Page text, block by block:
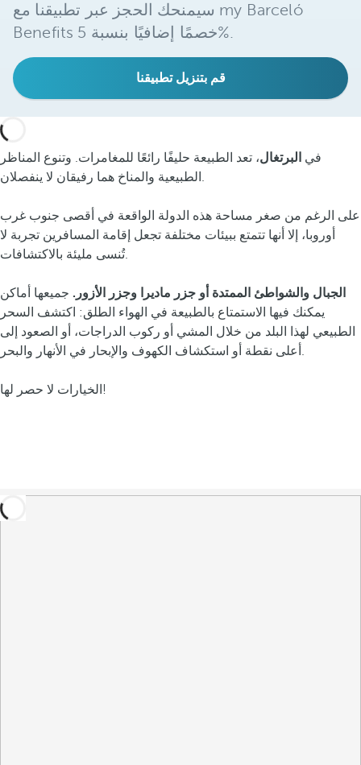
سيمنحك الحجز عبر تطبيقنا مع my Barceló
Benefits خصمًا إضافيًا بنسبة 5%.
قم بتنزيل تطبيقنا
في البرتغال، تعد الطبيعة حليفًا رائعًا للمغامرات. وتنوع المناظر
الطبيعية والمناخ هما رفيقان لا ينفصلان.
على الرغم من صغر مساحة هذه الدولة الواقعة في أقصى جنوب غرب
أوروبا، إلا أنها تتمتع ببيئات مختلفة تجعل إقامة المسافرين تجربة لا
تُنسى مليئة بالاكتشافات.
الجبال والشواطئ الممتدة أو جزر ماديرا وجزر الأزور. جميعها أماكن
يمكنك فيها الاستمتاع بالطبيعة في الهواء الطلق: اكتشف السحر
الطبيعي لهذا البلد من خلال المشي أو ركوب الدراجات، أو الصعود إلى
أعلى نقطة أو استكشاف الكهوف والإبحار في الأنهار والبحر.
الخيارات لا حصر لها!